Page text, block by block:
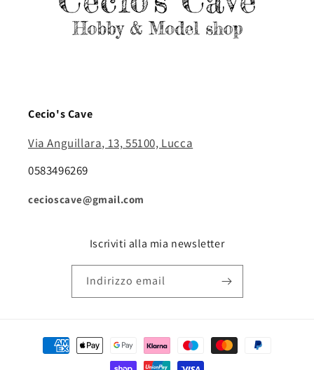
Cecio's Cave
Via Anguillara, 13, 55100, Lucca
0583496269
cecioscave@gmail.com
Iscriviti alla mia newsletter
Indirizzo email
Metodi